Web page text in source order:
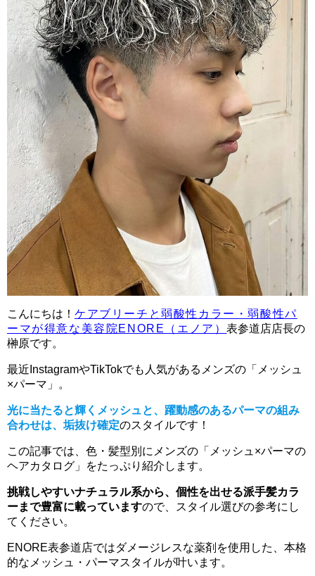
こんにちは！ ケアブリーチと弱酸性カラー・弱酸性パ
ーマが得意な美容院ENORE（エノア）表参道店店長の
榊原です。
最近InstagramやTikTokでも人気があるメンズの「メッシュ
×パーマ」。
光に当たると輝くメッシュと、躍動感のあるパーマの組み
合わせは、垢抜け確定のスタイルです！
この記事では、色・髪型別にメンズの「メッシュ×パーマの
ヘアカタログ」をたっぷり紹介します。
挑戦しやすいナチュラル系から、個性を出せる派手髪カラ
ーまで豊富に載っていますので、スタイル選びの参考にし
てください。
ENORE表参道店ではダメージレスな薬剤を使用した、本格
的なメッシュ・パーマスタイルが叶います。